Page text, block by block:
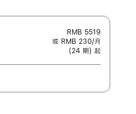
RMB 5519
或 RMB 230/月
(24 期) 起